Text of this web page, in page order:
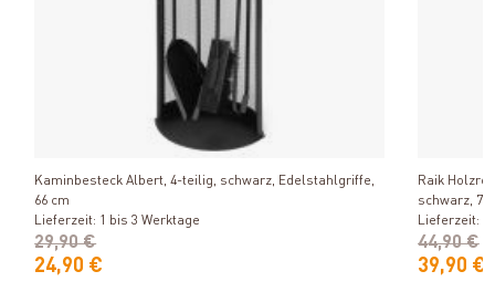
Produkt ansehen
Kaminbesteck Albert, 4-teilig, schwarz, Edelstahlgriffe,
66 cm
Lieferzeit: 1 bis 3 Werktage
24,90 €
29,90 €
Raik
schwarz, 74
Lieferzeit: 1
39,90 €
44,90 €